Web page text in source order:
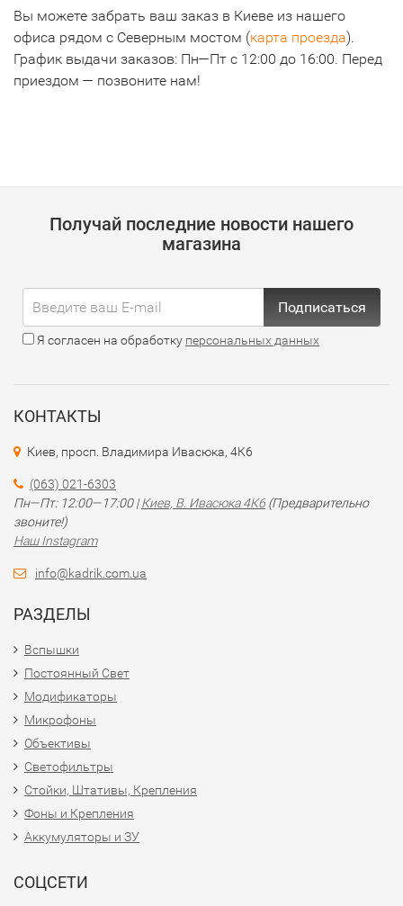
Вы можете забрать ваш заказ в Киеве из нашего
офиса рядом с Северным мостом (карта проезда).
График выдачи заказов: Пн—Пт с 12:00 до 16:00. Перед
приездом — позвоните нам!
Получай последние новости нашего
магазина
Подписаться
Я согласен на обработку персональных данных
КОНТАКТЫ
Киев, просп. Владимира Ивасюка, 4К6
(063) 021-6303
Пн—Пт: 12:00—17:00 |Киев, В. Ивасюка 4К6 (Предварительно
звоните!)
Наш Instagram
info@kadrik.com.ua
РАЗДЕЛЫ
Вспышки
Постоянный Свет
Модификаторы
Микрофоны
Объективы
Светофильтры
Стойки, Штативы, Крепления
Фоны и Крепления
Аккумуляторы и ЗУ
СОЦСЕТИ